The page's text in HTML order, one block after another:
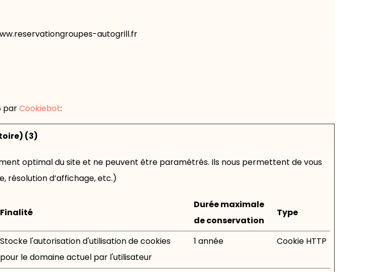
autogrill.fr
parCookiebot:
(3)
optimal du site et ne peuvent être paramétrés. Ils nous permettent de vous
résolution d’affichage, etc.)
Finalité
Durée maximale
de conservation
Type
Stocke l'autorisation d'utilisation de cookies
pour le domaine actuel par l'utilisateur
1 année Cookie HTTP